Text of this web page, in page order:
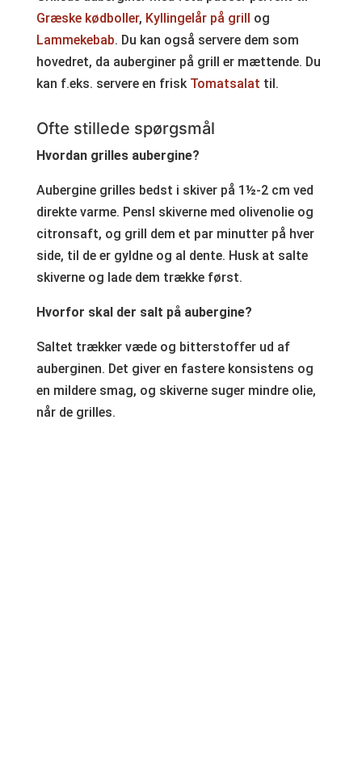
Græske kødboller, Kyllingelår på grill og
Lammekebab. Du kan også servere dem som
hovedret, da auberginer på grill er mættende. Du
kan f.eks. servere en frisk Tomatsalat til.
Ofte stillede spørgsmål
Hvordan grilles aubergine?
Aubergine grilles bedst i skiver på 1½-2 cm ved
direkte varme. Pensl skiverne med olivenolie og
citronsaft, og grill dem et par minutter på hver
side, til de er gyldne og al dente. Husk at salte
skiverne og lade dem trække først.
Hvorfor skal der salt på aubergine?
Saltet trækker væde og bitterstoffer ud af
auberginen. Det giver en fastere konsistens og
en mildere smag, og skiverne suger mindre olie,
når de grilles.